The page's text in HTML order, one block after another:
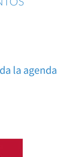
la agenda